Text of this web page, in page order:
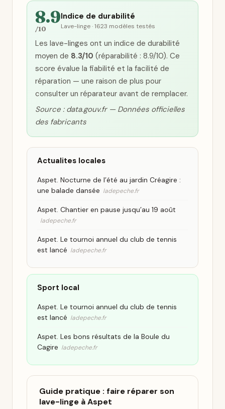
8.9
/10
Indice de durabilité
Lave-linge · 1623 modèles testés
Les lave-linges ont un indice de durabilité
moyen de 8.3/10 (réparabilité : 8.9/10). Ce
score évalue la fiabilité et la facilité de
réparation — une raison de plus pour
consulter un réparateur avant de remplacer.
Source : data.gouv.fr — Données officielles
des fabricants
Actualites locales
Aspet. Nocturne de l’été au jardin Créagire :
une balade dansée ladepeche.fr
Aspet. Chantier en pause jusqu’au 19 août
ladepeche.fr
Aspet. Le tournoi annuel du club de tennis
est lancé ladepeche.fr
Sport local
Aspet. Le tournoi annuel du club de tennis
est lancé ladepeche.fr
Aspet. Les bons résultats de la Boule du
Cagire ladepeche.fr
Guide pratique : faire réparer son
lave-linge à Aspet